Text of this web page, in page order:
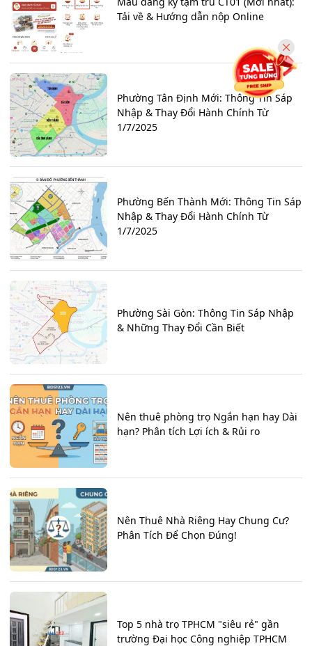
Tải về & Hướng dẫn nộp Online
Phường Tân Định Mới: Thông Tin Sáp
Nhập & Thay Đổi Hành Chính Từ
1/7/2025
Phường Bến Thành Mới: Thông Tin Sáp
Nhập & Thay Đổi Hành Chính Từ
1/7/2025
Phường Sài Gòn: Thông Tin Sáp Nhập
& Những Thay Đổi Cần Biết
Nên thuê phòng trọ Ngắn hạn hay Dài
hạn? Phân tích Lợi ích & Rủi ro
Nên Thuê Nhà Riêng Hay Chung Cư?
Phân Tích Để Chọn Đúng!
Top 5 nhà trọ TPHCM "siêu rẻ" gần
trường Đại học Công nghiệp TPHCM